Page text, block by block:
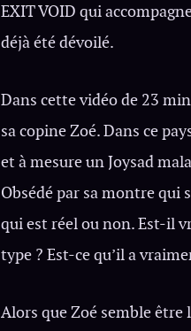
EXIT VOID qui
déjà été dévoilé.
Dans cette vidéo de 23
sa copine Zoé. Dans ce
et à mesure un Joysad
Obsédé par sa montre qui
qui est réel ou non. Est-il
type ? Est-ce qu’il a
Alors que Zoé semble être